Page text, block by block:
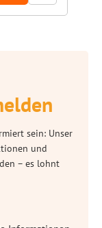
sein: Unser
und
– es lohnt